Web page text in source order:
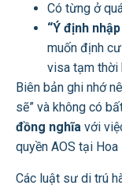
Có từng ở
“Ý định
muốn định
visa tạm thời
Biên bản ghi nhớ
sẽ” và không có
đồng nghĩa với
quyền AOS tại Hoa
Các luật sư di trú